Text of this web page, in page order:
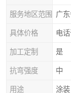
服务地区范围 广
具体价格 电
加工定制 是
抗弯强度 中
用途 涂装